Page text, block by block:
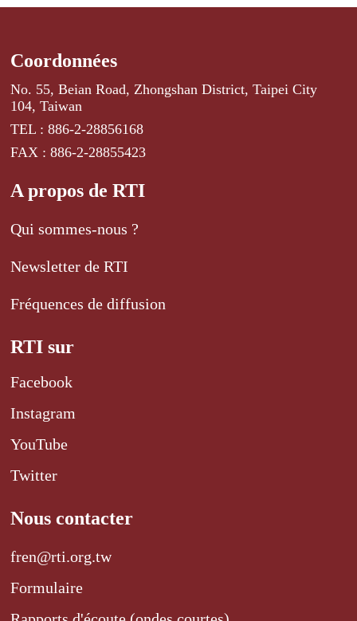
Coordonnées
No. 55, Beian Road, Zhongshan District, Taipei City
104, Taiwan
TEL : 886-2-28856168
FAX : 886-2-28855423
A propos de RTI
Qui sommes-nous ?
Newsletter de RTI
Fréquences de diffusion
RTI sur
Facebook
Instagram
YouTube
Twitter
Nous contacter
fren@rti.org.tw
Formulaire